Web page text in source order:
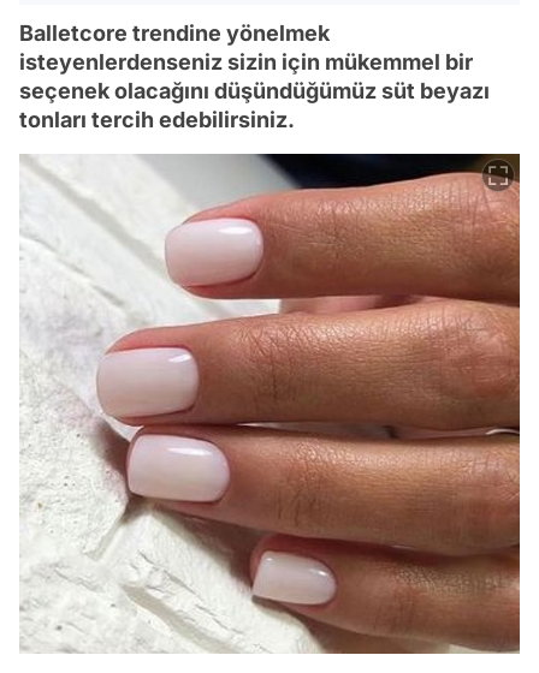
Balletcore trendine yönelmek
isteyenlerdenseniz sizin için mükemmel bir
seçenek olacağını düşündüğümüz süt beyazı
tonları tercih edebilirsiniz.